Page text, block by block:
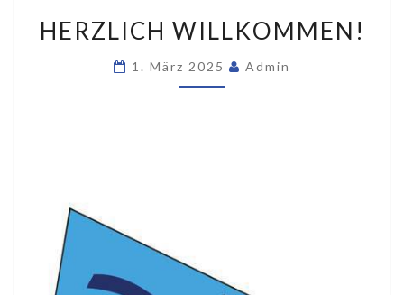
WILLKOMMEN!
HERZLICH WILLKOMMEN!
1. März 2025 Admin